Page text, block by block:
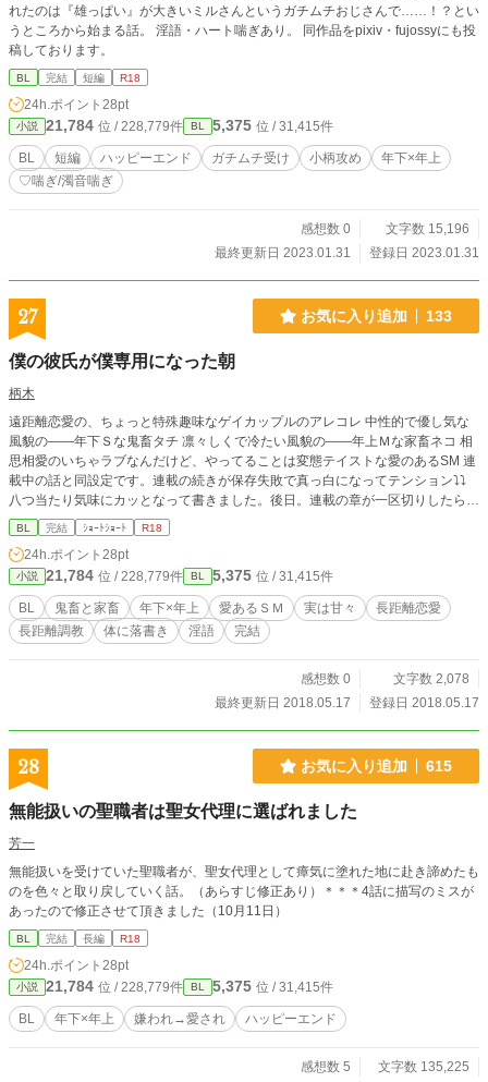
れたのは『雄っぱい』が大きいミルさんというガチムチおじさんで……！？とい
うところから始まる話。 淫語・ハート喘ぎあり。 同作品をpixiv・fujossyにも投
稿しております。
BL 完結 短編 R18
24h.ポイント 28pt
小説 21,784 位 / 228,779件 BL 5,375 位 / 31,415件
BL 短編 ハッピーエンド ガチムチ受け 小柄攻め
年下×年上
♡喘ぎ/濁音喘ぎ
感想数 0
文字数 15,196
最終更新日 2023.01.31
登録日 2023.01.31
27 お気に入り追加 133
僕の彼氏が僕専用になった朝
柄木
遠距離恋愛の、ちょっと特殊趣味なゲイカップルのアレコレ 中性的で優し気な
風貌の――年下Ｓな鬼畜タチ 凛々しくで冷たい風貌の――年上Ｍな家畜ネコ 相
思相愛のいちゃラブなんだけど、やってることは変態テイストな愛のあるSM 連
載中の話と同設定です。連載の続きが保存失敗で真っ白になってテンション⤵⤵
八つ当たり気味にカッとなって書きました。後日。連載の章が一区切りしたらそ
ちらに移動します ※直接表現、淫語を含みます。ご注意下さい。
BL 完結 ｼｮｰﾄｼｮｰﾄ R18
24h.ポイント 28pt
小説 21,784 位 / 228,779件 BL 5,375 位 / 31,415件
BL 鬼畜と家畜 年下×年上 愛あるＳＭ 実は甘々
長距離恋愛
長距離調教
体に落書き 淫語 完結
感想数 0
文字数 2,078
最終更新日 2018.05.17
登録日 2018.05.17
28 お気に入り追加 615
無能扱いの聖職者は聖女代理に選ばれました
芳一
無能扱いを受けていた聖職者が、聖女代理として瘴気に塗れた地に赴き諦めたも
のを色々と取り戻していく話。（あらすじ修正あり）＊＊＊4話に描写のミスが
あったので修正させて頂きました（10月11日）
BL 完結 長編 R18
24h.ポイント 28pt
小説 21,784 位 / 228,779件 BL 5,375 位 / 31,415件
BL 年下×年上 嫌われ→愛され ハッピーエンド
感想数 5
文字数 135,225